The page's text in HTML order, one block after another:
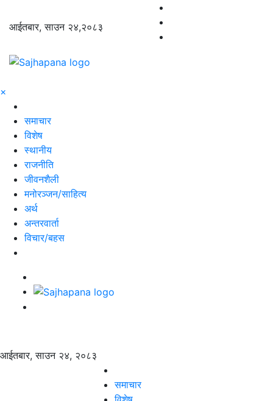
आईतबार, साउन २४,२०८३
×
समाचार
विशेष
स्थानीय
राजनीति
जीवनशैली
मनोरञ्जन/साहित्य
अर्थ
अन्तरवार्ता
विचार/बहस
आईतबार, साउन २४, २०८३
समाचार